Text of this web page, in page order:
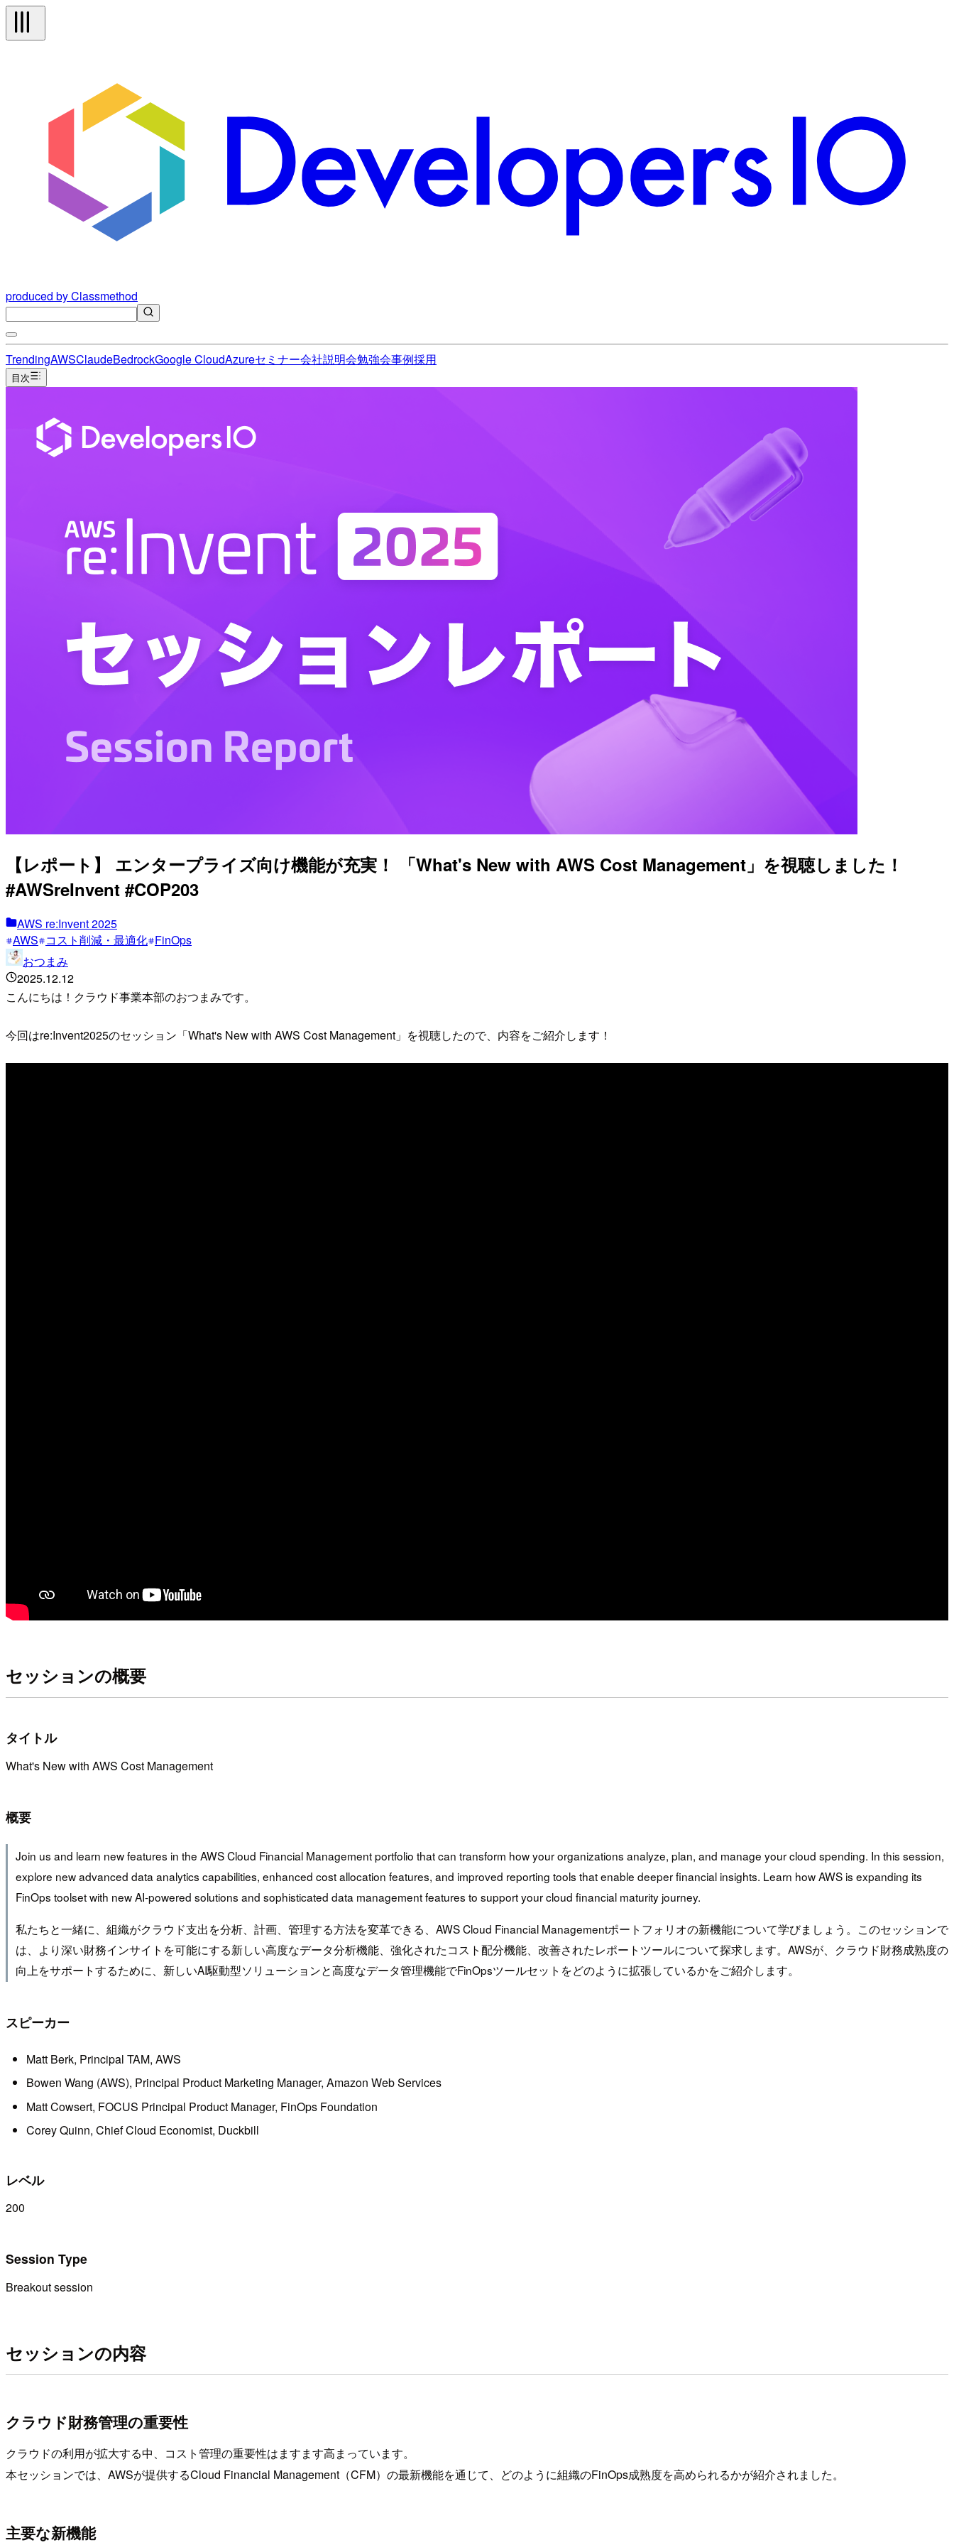
produced by Classmethod
TrendingAWSClaudeBedrockGoogle CloudAzureセミナー会社説明会勉強会事例採用
目次
【レポート】 エンタープライズ向け機能が充実！ 「What's New with AWS Cost Management」を視聴しました！
#AWSreInvent #COP203
AWS re:Invent 2025
AWS コスト削減・最適化 FinOps
おつまみ
2025.12.12
こんにちは！クラウド事業本部のおつまみです。
今回はre:Invent2025のセッション「What's New with AWS Cost Management」を視聴したので、内容をご紹介します！
セッションの概要
タイトル
What's New with AWS Cost Management
概要
Join us and learn new features in the AWS Cloud Financial Management portfolio that can transform how your organizations analyze, plan, and manage your cloud spending. In this session,
explore new advanced data analytics capabilities, enhanced cost allocation features, and improved reporting tools that enable deeper financial insights. Learn how AWS is expanding its
FinOps toolset with new AI-powered solutions and sophisticated data management features to support your cloud financial maturity journey.
私たちと一緒に、組織がクラウド支出を分析、計画、管理する方法を変革できる、AWS Cloud Financial Managementポートフォリオの新機能について学びましょう。このセッションで
は、より深い財務インサイトを可能にする新しい高度なデータ分析機能、強化されたコスト配分機能、改善されたレポートツールについて探求します。AWSが、クラウド財務成熟度の
向上をサポートするために、新しいAI駆動型ソリューションと高度なデータ管理機能でFinOpsツールセットをどのように拡張しているかをご紹介します。
スピーカー
Matt Berk, Principal TAM, AWS
Bowen Wang (AWS), Principal Product Marketing Manager, Amazon Web Services
Matt Cowsert, FOCUS Principal Product Manager, FinOps Foundation
Corey Quinn, Chief Cloud Economist, Duckbill
レベル
200
Session Type
Breakout session
セッションの内容
クラウド財務管理の重要性
クラウドの利用が拡大する中、コスト管理の重要性はますます高まっています。
本セッションでは、AWSが提供するCloud Financial Management（CFM）の最新機能を通じて、どのように組織のFinOps成熟度を高められるかが紹介されました。
主要な新機能